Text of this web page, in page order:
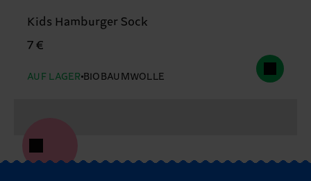
Kids Hamburger Sock
7 €
AUF LAGER BIOBAUMWOLLE